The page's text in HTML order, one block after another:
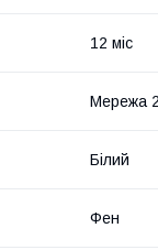
12 міс
Мережа
Білий
Фен